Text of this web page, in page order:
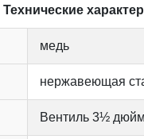
Технические
медь
нержавеющая
Вентиль 3½